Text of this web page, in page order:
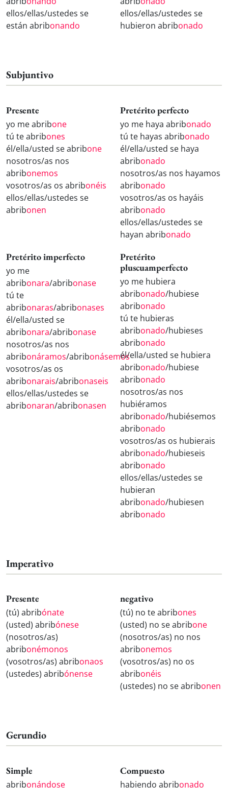
ellos/ellas/ustedes se
están abribonando
ellos/ellas/ustedes se
hubieron abribonado
Subjuntivo
Presente
yo me abribone
tú te abribones
él/ella/usted se abribone
nosotros/as nos
abribonemos
vosotros/as os abribonéis
ellos/ellas/ustedes se
abribonen
Pretérito perfecto
yo me haya abribonado
tú te hayas abribonado
él/ella/usted se haya
abribonado
nosotros/as nos hayamos
abribonado
vosotros/as os hayáis
abribonado
ellos/ellas/ustedes se
hayan abribonado
Pretérito imperfecto
yo me
abribonara/abribonase
tú te
abribonaras/abribonases
él/ella/usted se
abribonara/abribonase
nosotros/as nos
abribonáramos/abribonásemos
vosotros/as os
abribonarais/abribonaseis
ellos/ellas/ustedes se
abribonaran/abribonasen
Pretérito
pluscuamperfecto
yo me hubiera
abribonado/hubiese
abribonado
tú te hubieras
abribonado/hubieses
abribonado
él/ella/usted se hubiera
abribonado/hubiese
abribonado
nosotros/as nos
hubiéramos
abribonado/hubiésemos
abribonado
vosotros/as os hubierais
abribonado/hubieseis
abribonado
ellos/ellas/ustedes se
hubieran
abribonado/hubiesen
abribonado
Imperativo
Presente
(tú) abribónate
(usted) abribónese
(nosotros/as)
abribonémonos
(vosotros/as) abribonaos
(ustedes) abribónense
negativo
(tú) no te abribones
(usted) no se abribone
(nosotros/as) no nos
abribonemos
(vosotros/as) no os
abribonéis
(ustedes) no se abribonen
Gerundio
Simple
abribonándose
Compuesto
habiendo abribonado